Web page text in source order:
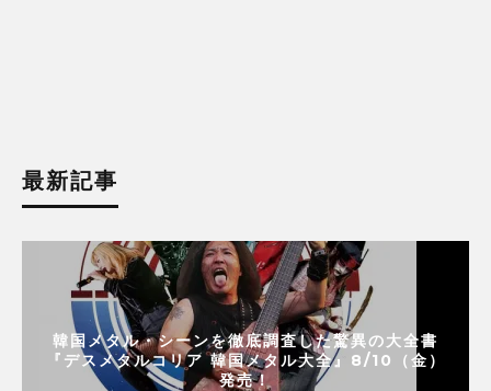
最新記事
韓国メタル・シーンを徹底調査した驚異の大全書
『デスメタルコリア 韓国メタル大全』8/10（金）
発売！